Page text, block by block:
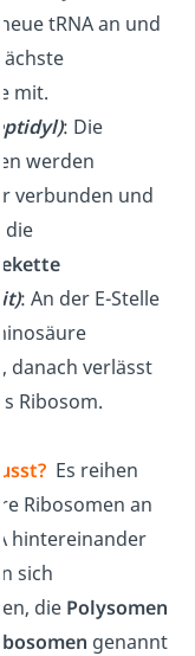
tRNA an und
mit.
: Die
werden
verbunden und
die
: An der E-Stelle
danach verlässt
Ribosom.
Es reihen
Ribosomen an
hintereinander
sich
die Polysomen
genannt